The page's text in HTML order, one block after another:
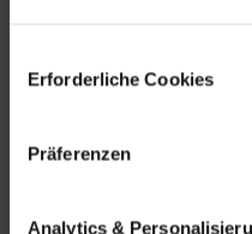
Erforderliche Cookies
Präferenzen
Analytics &
Herstellerunabhängig
Für den
angeboten: Verfügbar